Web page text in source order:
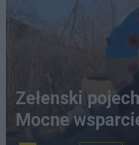
Zełenski
Mocne